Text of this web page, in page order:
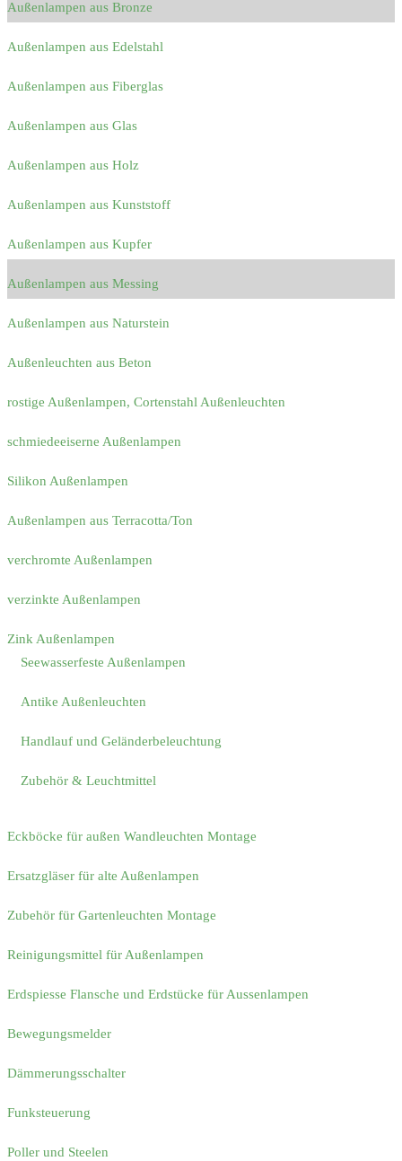
Außenlampen aus Bronze
Außenlampen aus Edelstahl
Außenlampen aus Fiberglas
Außenlampen aus Glas
Außenlampen aus Holz
Außenlampen aus Kunststoff
Außenlampen aus Kupfer
Außenlampen aus Messing
Außenlampen aus Naturstein
Außenleuchten aus Beton
rostige Außenlampen, Cortenstahl Außenleuchten
schmiedeeiserne Außenlampen
Silikon Außenlampen
Außenlampen aus Terracotta/Ton
verchromte Außenlampen
verzinkte Außenlampen
Zink Außenlampen
Seewasserfeste Außenlampen
Antike Außenleuchten
Handlauf und Geländerbeleuchtung
Zubehör & Leuchtmittel
Eckböcke für außen Wandleuchten Montage
Ersatzgläser für alte Außenlampen
Zubehör für Gartenleuchten Montage
Reinigungsmittel für Außenlampen
Erdspiesse Flansche und Erdstücke für Aussenlampen
Bewegungsmelder
Dämmerungsschalter
Funksteuerung
Poller und Steelen